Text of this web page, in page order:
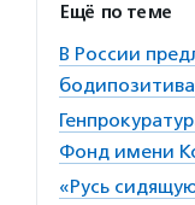
Ещё по теме
В России
Фонд имени
«Русь